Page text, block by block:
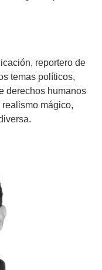
reportero de
temas políticos,
derechos humanos
mágico,